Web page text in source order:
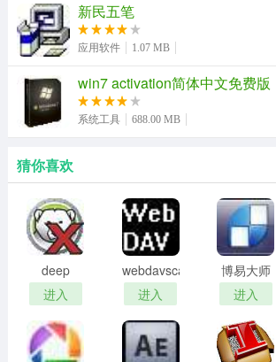
汽修美容客户管理，客户回访、客户问
诉。
客户关怀管理，客户生日提醒、节日祝
回访。
销售订货、销售出库、销售退货、客户结
采购管理
对配件、工具、汽车精品物资进行采购
包括：采购订货、采购入库、采购退货
汽配统计
散件入库汇总、散件入库明细、零售单
新民五笔
应用软件 1.07 MB
win7 activation简体中文免费版
系统工具 688.00 MB
猜你喜欢
deep
freeze
password
remover(冰
点还原密
进入
webdavscan
客户端
(web漏洞
扫描软件)
进入
博易大师
资管版
进入